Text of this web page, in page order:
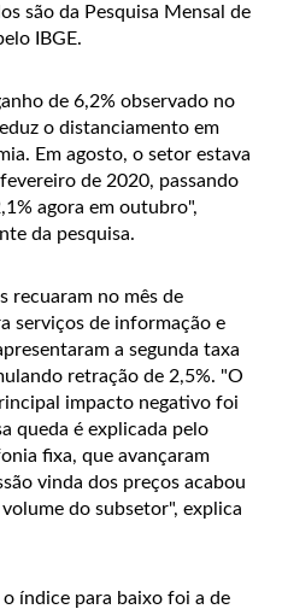
são da Pesquisa Mensal de
IBGE.
de 6,2% observado no
o distanciamento em
Em agosto, o setor estava
de 2020, passando
agora em outubro",
da pesquisa.
recuaram no mês de
serviços de informação e
a segunda taxa
retração de 2,5%. "O
impacto negativo foi
queda é explicada pelo
fixa, que avançaram
vinda dos preços acabou
do subsetor", explica
índice para baixo foi a de